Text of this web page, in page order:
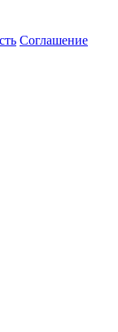
Соглашение